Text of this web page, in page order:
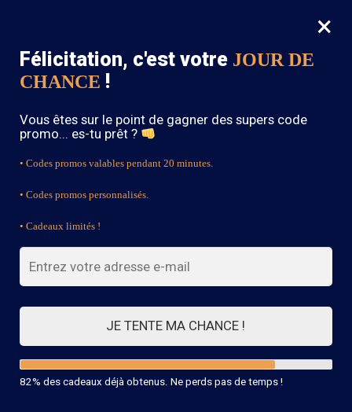
0
SOLDES : -15% sur toute la boutique avec le code « BOHEME15 »
×
Félicitation, c'est votre JOUR DE
CHANCE !
Vous êtes sur le point de gagner des supers code
promo... es-tu prêt ?
• Codes promos valables pendant 20 minutes.
• Codes promos personnalisés.
• Cadeaux limités !
JE TENTE MA CHANCE !
82% des cadeaux déjà obtenus. Ne perds pas de temps !